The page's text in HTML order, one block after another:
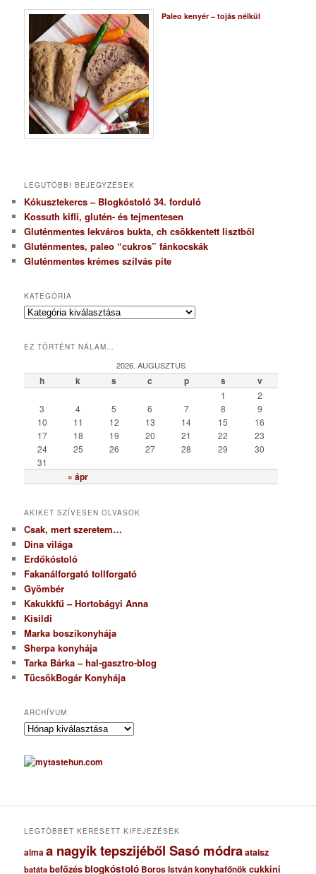
Paleo kenyér – tojás nélkül
LEGUTÓBBI BEJEGYZÉSEK
Kókusztekercs – Blogkóstoló 34. forduló
Kossuth kifli, glutén- és tejmentesen
Gluténmentes lekváros bukta, ch csökkentett lisztből
Gluténmentes, paleo “cukros” fánkocskák
Gluténmentes krémes szilvás pite
KATEGÓRIA
K
e
r
EZ TÖRTÉNT NÁLAM…
2026. AUGUSZTUS
h k s c p s v
« ápr
1
2
3
4 5 6 7 8
9
10
11 12 13 14 15
16
17
18 19 20 21 22
23
24
25 26 27 28 29
30
31
AKIKET SZÍVESEN OLVASOK
Csak, mert szeretem…
Dina világa
Erdőkóstoló
Fakanálforgató tollforgató
Gyömbér
Kakukkfű – Hortobágyi Anna
Kisildi
Marka boszikonyhája
Sherpa konyhája
Tarka Bárka – hal-gasztro-blog
TücsökBogár Konyhája
ARCHÍVUM
A
c
h
u
LEGTÖBBET KERESETT KIFEJEZÉSEK
almaa nagyik tepszijéből Sasó módraataisz
batáta befőzésblogkóstoló Boros István konyhafőnökcukkini